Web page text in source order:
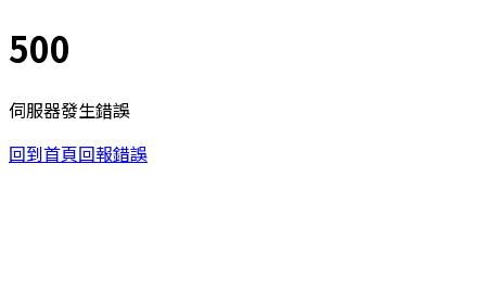
500
伺服器發生錯誤
回到首頁回報錯誤